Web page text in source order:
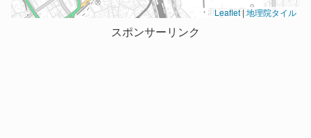
Leaflet | 地理院タイル
スポンサーリンク